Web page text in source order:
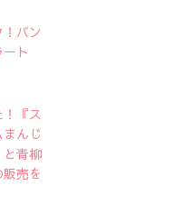
バン
ト
『ス
んじ
と青柳
売を